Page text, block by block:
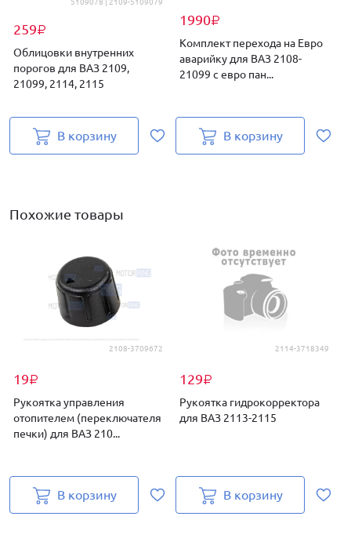
259₽
Облицовки внутренних
порогов для ВАЗ 2109,
21099, 2114, 2115
В корзину
1990₽
Комплект перехода на Евро
аварийку для ВАЗ 2108-
21099 с евро пан...
В корзину
Похожие товары
2108-3709672
19₽
Рукоятка управления
отопителем (переключателя
печки) для ВАЗ 210...
В корзину
2114-3718349
129₽
Рукоятка гидрокорректора
для ВАЗ 2113-2115
В корзину